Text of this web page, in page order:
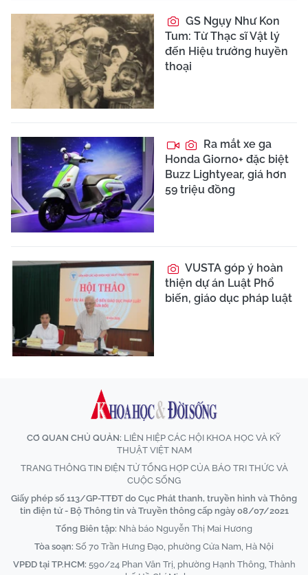
GS Ngụy Như Kon
Tum: Từ Thạc sĩ Vật lý
đến Hiệu trưởng huyền
thoại
Ra mắt xe ga
Honda Giorno+ đặc biệt
Buzz Lightyear, giá hơn
59 triệu đồng
VUSTA góp ý hoàn
thiện dự án Luật Phổ
biến, giáo dục pháp luật
CƠ QUAN CHỦ QUẢN: LIÊN HIỆP CÁC HỘI KHOA HỌC VÀ KỸ
THUẬT VIỆT NAM
TRANG THÔNG TIN ĐIỆN TỬ TỔNG HỢP CỦA BÁO TRI THỨC VÀ
CUỘC SỐNG
Giấy phép số 113/GP-TTĐT do Cục Phát thanh, truyền hình và Thông
tin điện tử - Bộ Thông tin và Truyền thông cấp ngày 08/07/2021
Tổng Biên tập: Nhà báo Nguyễn Thị Mai Hương
Tòa soạn: Số 70 Trần Hưng Đạo, phường Cửa Nam, Hà Nội
VPĐD tại TP.HCM: 590/24 Phan Văn Trị, phường Hạnh Thông, Thành